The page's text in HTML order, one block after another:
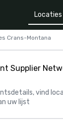
Locaties
Crans-Montana
Supplier
vind
uw lijst